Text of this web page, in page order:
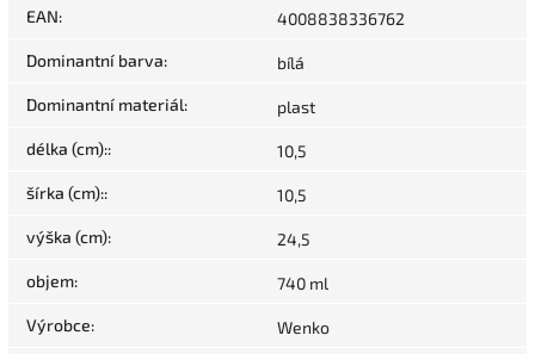
EAN: 4008838336762
Dominantní barva: bílá
Dominantní materiál: plast
délka (cm):: 10,5
šírka (cm):: 10,5
výška (cm): 24,5
objem: 740 ml
Výrobce: Wenko